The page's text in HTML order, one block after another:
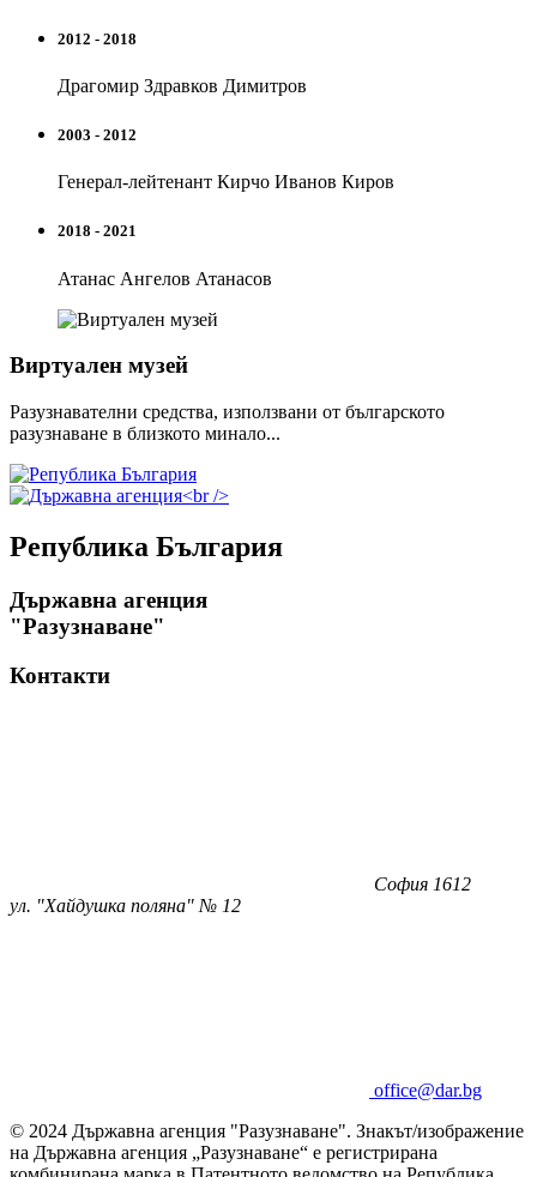
2012 - 2018
Драгомир Здравков Димитров
2003 - 2012
Генерал-лейтенант Кирчо Иванов Киров
2018 - 2021
Атанас Ангелов Атанасов
Виртуален музей
Разузнавателни средства, използвани от българското
разузнаване в близкото минало...
Република България
Държавна агенция
"Разузнаване"
Контакти
София 1612
ул. "Хайдушка поляна" № 12
office@dar.bg
© 2024 Държавна агенция "Разузнаване". Знакът/изображение
на Държавна агенция „Разузнаване“ е регистрирана